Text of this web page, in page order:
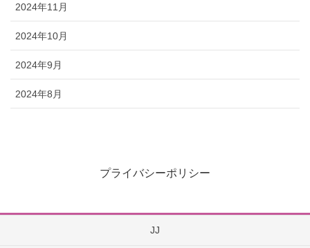
2024年11月
2024年10月
2024年9月
2024年8月
プライバシーポリシー
JJ